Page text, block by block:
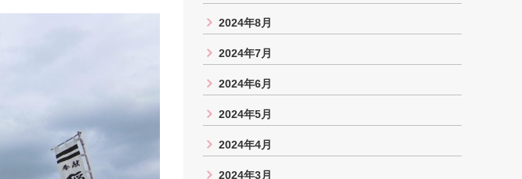
2024年8月
2024年7月
2024年6月
2024年5月
2024年4月
2024年3月